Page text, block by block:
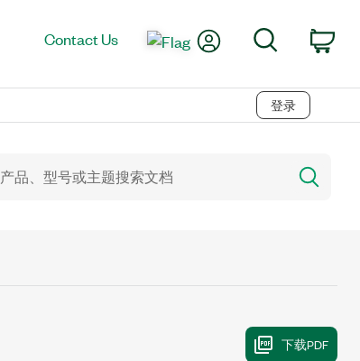
Contact Us My AccountSearch
登录